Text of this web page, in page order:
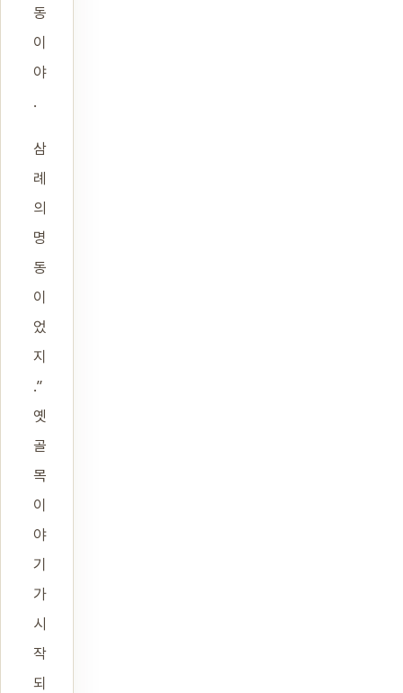
동
이
야
.
삼
례
의
명
동
이
었
지
.”
옛
골
목
이
야
기
가
시
작
되